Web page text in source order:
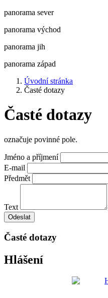
panorama sever
panorama východ
panorama jih
panorama západ
Úvodní stránka
Časté dotazy
Časté dotazy
označuje povinné pole.
Jméno a příjmení
E-mail
Předmět
Text
Odeslat
Časté dotazy
Hlášení